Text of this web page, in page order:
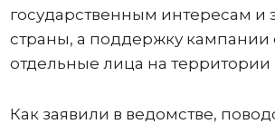
государственным интересам и
страны, а поддержку кампании
отдельные лица на территории
Как заявили в ведомстве,